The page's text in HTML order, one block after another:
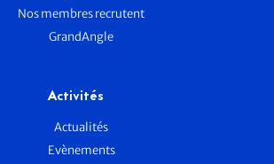
Nos membres recrutent
GrandAngle
Activités
Actualités
Evènements